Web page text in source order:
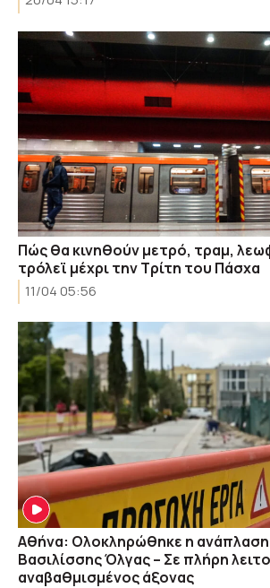
Πώς θα κινηθούν μετρό, τραμ,
τρόλεϊ μέχρι την Τρίτη του Πάσχα
11/04 05:56
Αθήνα: Ολοκληρώθηκε η
Βασιλίσσης Όλγας – Σε πλήρη
αναβαθμισμένος άξονας